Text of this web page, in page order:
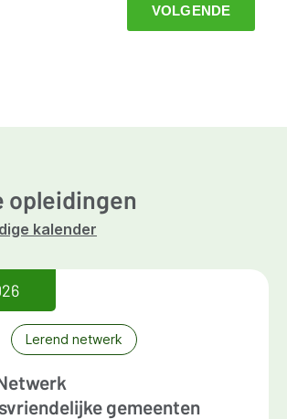
opleidingen
kalender
Lerend netwerk
gemeenten